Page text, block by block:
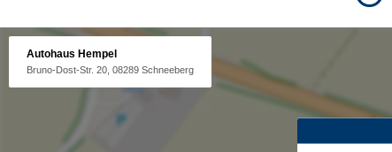
Autohaus Hempel
Bruno-Dost-Str. 20, 08289 Schneeberg